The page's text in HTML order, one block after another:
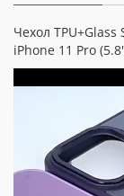
Чехол
iPhone 11 Pro